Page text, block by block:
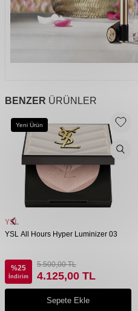
BENZER ÜRÜNLER
Yeni Ürün
YSL
YSL All Hours Hyper Luminizer 03
%25
İndirim
5.500,00TL
4.125,00 TL
Sepete Ekle